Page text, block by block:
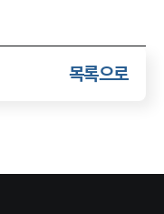
목록으로